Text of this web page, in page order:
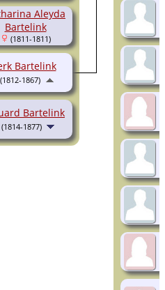
Aleyda
Bartelink
(1811-1811)
Bartelink
(1814-1877)
Bartelink
(1812-1867)